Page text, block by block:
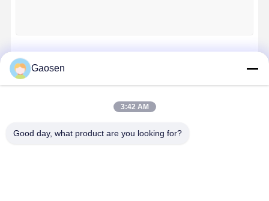
Gaosen
3:42 AM
Good day, what product are you looking for?